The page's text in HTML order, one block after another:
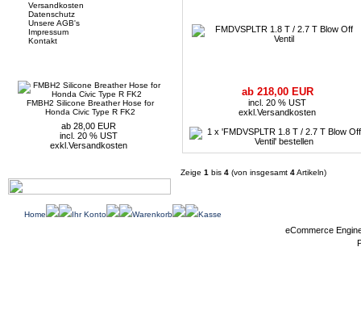
Versandkosten
Datenschutz
Unsere AGB's
Impressum
Kontakt
FMBH2 Silicone Breather Hose for
Honda Civic Type R FK2
ab 28,00 EUR
incl. 20 % UST
exkl. Versandkosten
ab 218,00 EUR
incl. 20 % UST
exkl. Versandkosten
Zeige 1 bis 4 (von insgesamt 4Artikeln)
Home Ihr Konto Warenkorb Kasse
eCommerce